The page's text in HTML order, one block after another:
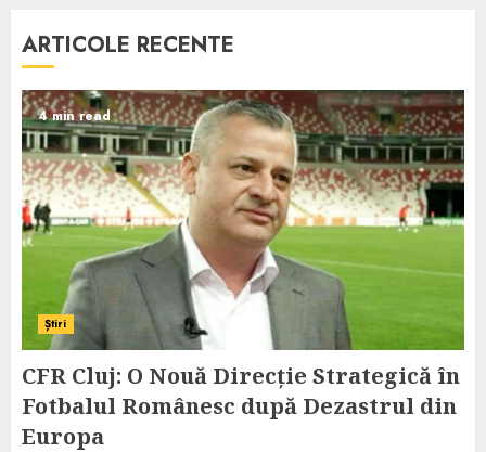
ARTICOLE RECENTE
4 min read
Știri
CFR Cluj: O Nouă Direcție Strategică în
Fotbalul Românesc după Dezastrul din
Europa